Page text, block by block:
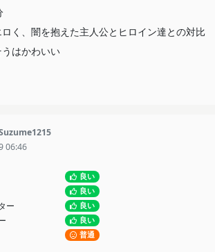
く、闇を抱えた主人公とヒロイン達との対比
はかわいい
06:46
良い
良い
ー 良い
良い
普通